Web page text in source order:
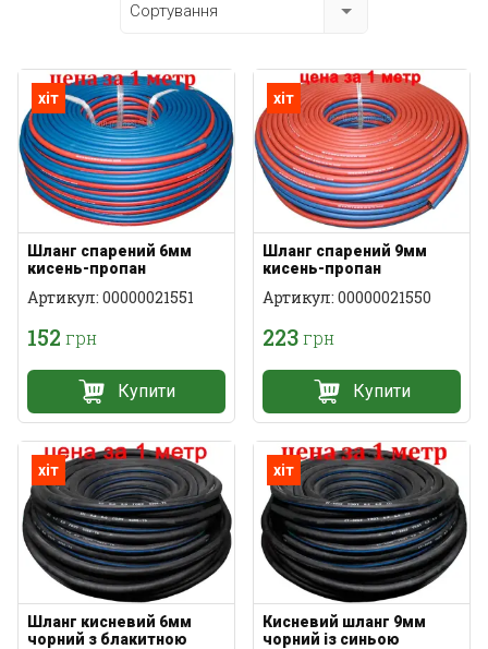
Сортування
хіт
Шланг спарений 6мм
кисень-пропан
Артикул: 00000021551
152 грн
Купити
хіт
Шланг спарений 9мм
кисень-пропан
Артикул: 00000021550
223грн
Купити
хіт
Шланг кисневий 6мм
чорний з блакитною
хіт
Кисневий шланг 9мм
чорний із синьою